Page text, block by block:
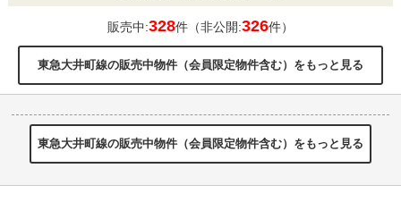
販売中:328件（非公開:326件）
東急大井町線の販売中物件（会員限定物件含む）をもっと見る
東急大井町線の販売中物件（会員限定物件含む）をもっと見る